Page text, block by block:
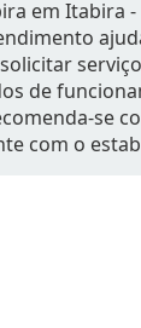
em Itabira -
de
se
com o